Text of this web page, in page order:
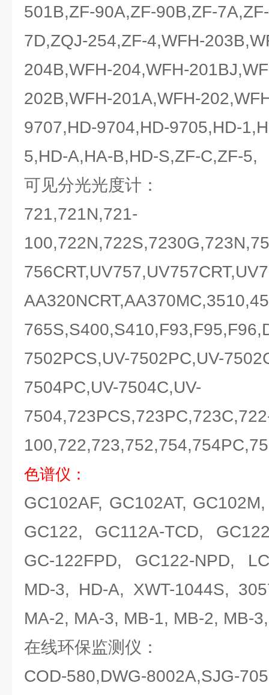
501B,ZF-90A,ZF-90B,ZF-
7D,ZQJ-254,ZF-4,WFH-
204B,WFH-204,WFH-
202B,WFH-201A,WFH-
9707,HD-9704,HD-9705,HD-
5,HD-A,HA-B,HD-S,ZF-C,ZF-5,
可见分光光度计：
721,721N,721-
7502PCS,UV-7502PC,UV-
7504PC,UV-7504C,UV-
色谱仪：
GC102AF, GC102AT,
GC122, GC112A-TCD,
GC-122FPD, GC122-NPD,
MD-3, HD-A, XWT-1044S,
MA-2, MA-3, MB-1, MB-2, MB-3,
在线环保监测仪：
COD-580,DWG-8002A,SJG-